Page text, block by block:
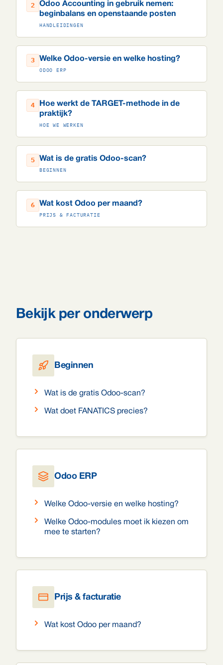
2
Odoo Accounting in gebruik nemen:
beginbalans en openstaande posten
HANDLEIDINGEN
3 Welke Odoo-versie en welke hosting?
ODOO ERP
4
Hoe werkt de TARGET-methode in de
praktijk?
HOE WE WERKEN
5 Wat is de gratis Odoo-scan?
BEGINNEN
6 Wat kost Odoo per maand?
PRIJS & FACTURATIE
Bekijk per onderwerp
Beginnen
Wat is de gratis Odoo-scan?
Wat doet FANATICS precies?
Odoo ERP
Welke Odoo-versie en welke hosting?
Welke Odoo-modules moet ik kiezen om
mee te starten?
Prijs & facturatie
Wat kost Odoo per maand?